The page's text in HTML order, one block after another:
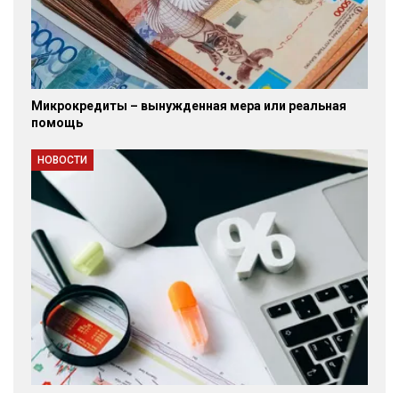
Микрокредиты – вынужденная мера или реальная
помощь
НОВОСТИ